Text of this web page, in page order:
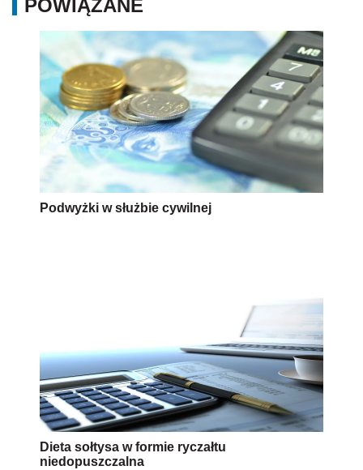
POWIĄZANE
Podwyżki w służbie cywilnej
Dieta sołtysa w formie ryczałtu
niedopuszczalna